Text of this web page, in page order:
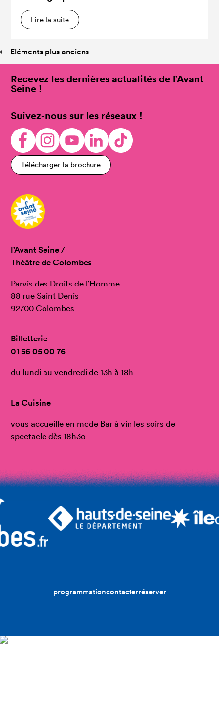
Lire la suite
← Eléments plus anciens
Recevez les dernières actualités de l’Avant
Seine !
Suivez-nous sur les réseaux !
Télécharger la brochure
l’Avant Seine /
Théâtre de Colombes
Parvis des Droits de l’Homme
88 rue Saint Denis
92700 Colombes
Billetterie
01 56 05 00 76
du lundi au vendredi de 13h à 18h
La Cuisine
vous accueille en mode Bar à vin les soirs de
spectacle dès 18h3o
programmationcontacterréserver